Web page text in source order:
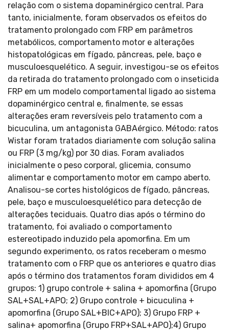
relação com o sistema dopaminérgico central. Para
tanto, inicialmente, foram observados os efeitos do
tratamento prolongado com FRP em parâmetros
metabólicos, comportamento motor e alterações
histopatológicas em fígado, pâncreas, pele, baço e
musculoesquelético. A seguir, investigou-se os efeitos
da retirada do tratamento prolongado com o inseticida
FRP em um modelo comportamental ligado ao sistema
dopaminérgico central e, finalmente, se essas
alterações eram reversíveis pelo tratamento com a
bicuculina, um antagonista GABAérgico. Método: ratos
Wistar foram tratados diariamente com solução salina
ou FRP (3 mg/kg) por 30 dias. Foram avaliados
inicialmente o peso corporal, glicemia, consumo
alimentar e comportamento motor em campo aberto.
Analisou-se cortes histológicos de fígado, pâncreas,
pele, baço e musculoesquelético para detecção de
alterações teciduais. Quatro dias após o término do
tratamento, foi avaliado o comportamento
estereotipado induzido pela apomorfina. Em um
segundo experimento, os ratos receberam o mesmo
tratamento com o FRP que os anteriores e quatro dias
após o término dos tratamentos foram divididos em 4
grupos: 1) grupo controle + salina + apomorfina (Grupo
SAL+SAL+APO; 2) Grupo controle + bicuculina +
apomorfina (Grupo SAL+BIC+APO); 3) Grupo FRP +
salina+ apomorfina (Grupo FRP+SAL+APO);4) Grupo